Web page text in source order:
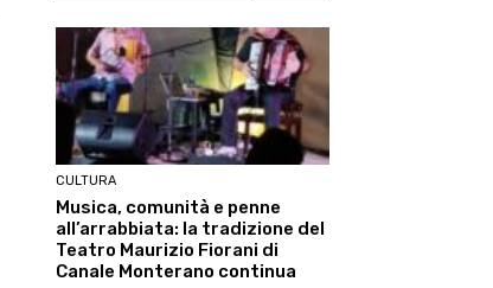
CULTURA
Musica, comunità e penne
all’arrabbiata: la tradizione del
Teatro Maurizio Fiorani di
Canale Monterano continua